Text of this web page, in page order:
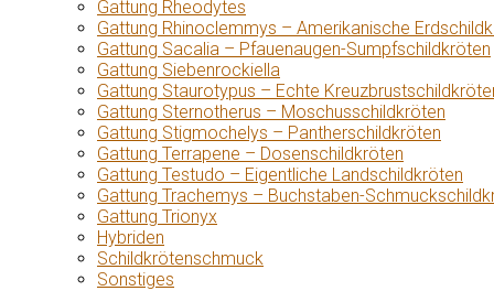
Gattung Rheodytes
Gattung Rhinoclemmys – Amerikanische
Gattung Sacalia – Pfauenaugen-Sumpfschildkröten
Gattung Siebenrockiella
Gattung Staurotypus – Echte
Gattung Sternotherus – Moschusschildkröten
Gattung Stigmochelys – Pantherschildkröten
Gattung Terrapene – Dosenschildkröten
Gattung Testudo – Eigentliche Landschildkröten
Gattung Trachemys – Buchstaben-
Gattung Trionyx
Hybriden
Schildkrötenschmuck
Sonstiges